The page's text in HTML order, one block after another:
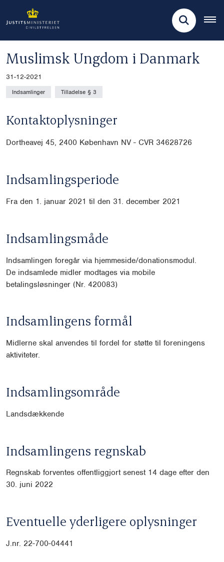
Muslimsk Ungdom i Danmark
31-12-2021
Indsamlinger Tilladelse § 3
Kontaktoplysninger
Dortheavej 45, 2400 København NV - CVR 34628726
Indsamlingsperiode
Fra den 1. januar 2021 til den 31. december 2021
Indsamlingsmåde
Indsamlingen foregår via hjemmeside/donationsmodul.
De indsamlede midler modtages via mobile
betalingsløsninger (Nr. 420083)
Indsamlingens formål
Midlerne skal anvendes til fordel for støtte til foreningens
aktiviteter.
Indsamlingsområde
Landsdækkende
Indsamlingens regnskab
Regnskab forventes offentliggjort senest 14 dage efter den
30. juni 2022
Eventuelle yderligere oplysninger
J.nr. 22-700-04441